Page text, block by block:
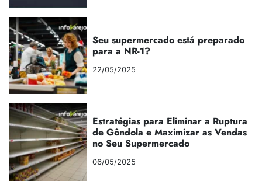
Seu supermercado está preparado
para a NR-1?
22/05/2025
Estratégias para Eliminar a Ruptura
de Gôndola e Maximizar as Vendas
no Seu Supermercado
06/05/2025